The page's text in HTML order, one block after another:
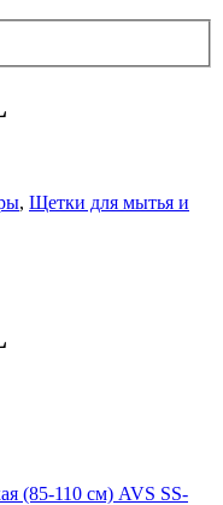
, Щетки для мытья и
(85-110 см) AVS SS-